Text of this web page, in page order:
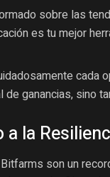
sobre las
es tu mejor
cada
ganancias, sino
la
son un